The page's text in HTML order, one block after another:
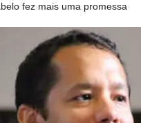
fez mais uma promessa